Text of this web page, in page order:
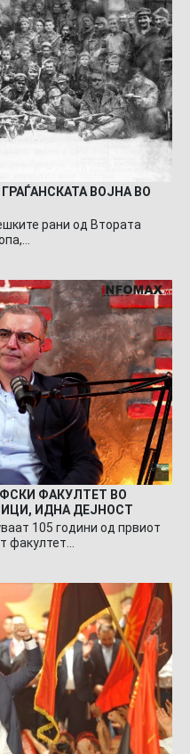
ВОЈНА ВО
рани од Втората
ФАКУЛТЕТ ВО
ИДНА ДЕЈНОСТ
105 години од првиот
факултет…